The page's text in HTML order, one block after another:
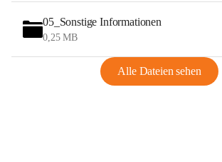
05_Sonstige Informationen
0,25 MB
Alle Dateien sehen